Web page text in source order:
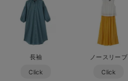
長袖
Click
ノースリーブ
Click